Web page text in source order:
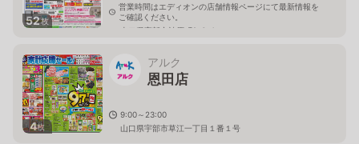
52枚
営業時間はエディオンの店舗情報ページにて最新情報を
ご確認ください。
山口県宇部市神原町2-6-4
4枚
アルク
恩田店
9:00～23:00
山口県宇部市草江一丁目１番１号